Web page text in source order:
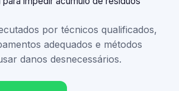
por técnicos qualificados,
adequados e métodos
danos desnecessários.